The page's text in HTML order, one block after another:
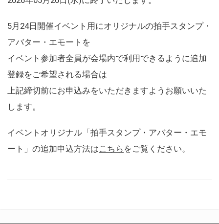
5月24日開催イベント用にオリジナルの拍手スタンプ・
アバター・エモートを
イベント参加者全員が会場内で利用できるように追加
登録をご希望される場合は
上記締切前にお申込みをいただきますようお願いいた
します。
イベントオリジナル「拍手スタンプ・アバター・エモ
ート」の追加申込方法はこちら をご覧ください。